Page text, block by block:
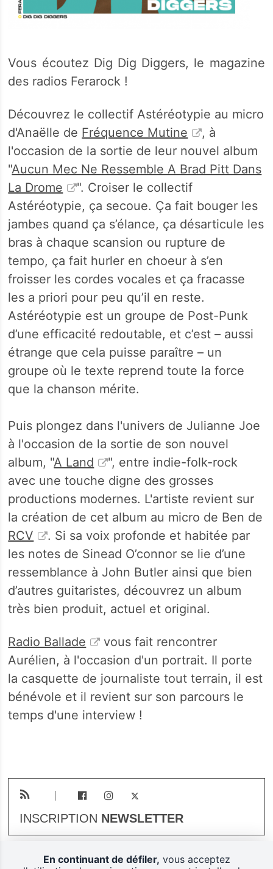
Vous écoutez Dig Dig Diggers, le magazine
des radios Ferarock !
Découvrez le collectif Astéréotypie au micro
d'Anaëlle de Fréquence Mutine
, à
l'occasion de la sortie de leur nouvel album
"Aucun Mec Ne Ressemble A Brad Pitt Dans
La Drome
". Croiser le collectif
Astéréotypie, ça secoue. Ça fait bouger les
jambes quand ça s’élance, ça désarticule les
bras à chaque scansion ou rupture de
tempo, ça fait hurler en choeur à s’en
froisser les cordes vocales et ça fracasse
les a priori pour peu qu’il en reste.
Astéréotypie est un groupe de Post-Punk
d’une efficacité redoutable, et c’est – aussi
étrange que cela puisse paraître – un
groupe où le texte reprend toute la force
que la chanson mérite.
Puis plongez dans l'univers de Julianne Joe
à l'occasion de la sortie de son nouvel
album, "A Land
", entre indie-folk-rock
avec une touche digne des grosses
productions modernes. L'artiste revient sur
la création de cet album au micro de Ben de
RCV
. Si sa voix profonde et habitée par
les notes de Sinead O’connor se lie d’une
ressemblance à John Butler ainsi que bien
d’autres guitaristes, découvrez un album
très bien produit, actuel et original.
Radio Ballade
vous fait rencontrer
Aurélien, à l'occasion d'un portrait. Il porte
la casquette de journaliste tout terrain, il est
bénévole et il revient sur son parcours le
temps d'une interview !
INSCRIPTION NEWSLETTER
En continuant de défiler, vous acceptez